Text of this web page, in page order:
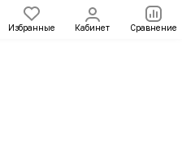
Избранные Кабинет Сравнение